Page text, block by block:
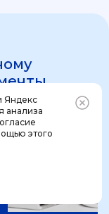
53
Яндекс
анализа
этого